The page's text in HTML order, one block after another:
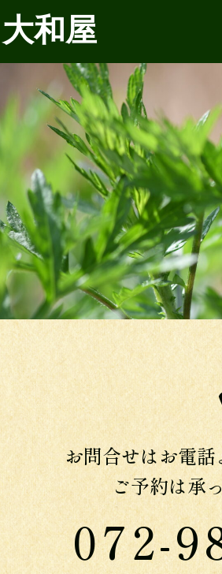
和屋
お問合せはお電
ご予約は承
072-